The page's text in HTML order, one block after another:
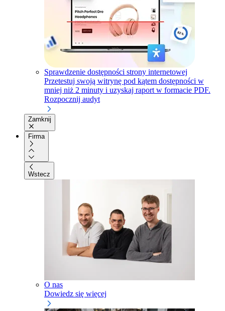
Sprawdzenie dostępności strony internetowej
Przetestuj swoją witrynę pod kątem dostępności w
mniej niż 2 minuty i uzyskaj raport w formacie PDF.
Rozpocznij audyt
Zamknij
Firma
Wstecz
O nas
Dowiedz się więcej